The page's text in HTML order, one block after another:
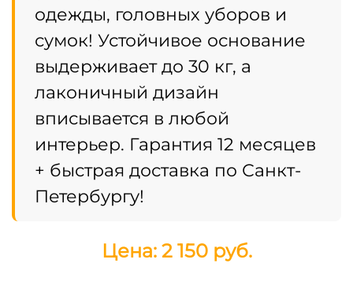
одежды, головных уборов и
сумок! Устойчивое основание
выдерживает до 30 кг, а
лаконичный дизайн
вписывается в любой
интерьер. Гарантия 12 месяцев
+ быстрая доставка по Санкт-
Петербургу!
Цена: 2 150 руб.